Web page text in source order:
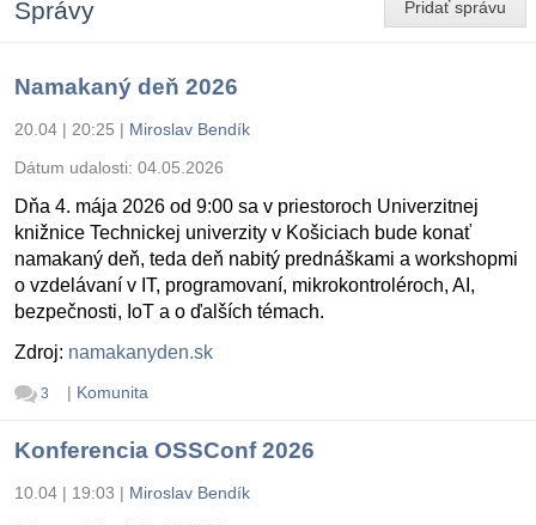
Pridať správu
Správy
Namakaný deň 2026
20.04 | 20:25 | Miroslav Bendík
Dátum udalosti: 04.05.2026
Dňa 4. mája 2026 od 9:00 sa v priestoroch Univerzitnej
knižnice Technickej univerzity v Košiciach bude konať
namakaný deň, teda deň nabitý prednáškami a workshopmi
o vzdelávaní v IT, programovaní, mikrokontroléroch, AI,
bezpečnosti, IoT a o ďalších témach.
Zdroj: namakanyden.sk
3 | Komunita
Konferencia OSSConf 2026
10.04 | 19:03 | Miroslav Bendík